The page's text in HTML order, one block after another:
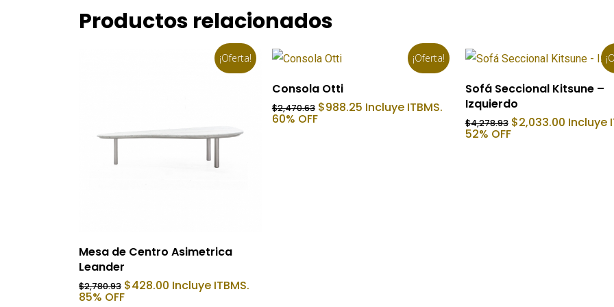
Productos relacionados
¡Oferta!
Añadir Al Carrito
Mesa de Centro Asimetrica
Leander
$2,780.93 El
precio
$428.00 El
precio
Incluye ITBMS.
85% OFF
¡Oferta!
Añadir Al Carrito
Consola Otti
$2,470.63 El
precio
$988.25El
precio
Incluye ITBMS.
60% OFF
Añadir Al Carrito
Sofá Seccional Kitsune –
Izquierdo
$4,278.93 El
precio
$2,033.00El
precio
Incluye
52% OFF